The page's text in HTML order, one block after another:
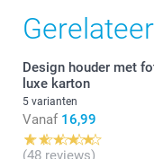
Design houder met
luxe karton
5 varianten
Vanaf 16,99
(48 reviews)